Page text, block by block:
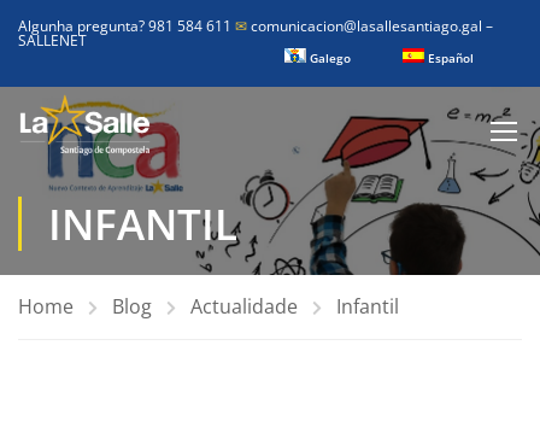
Algunha pregunta? 981 584 611 ✉comunicacion@lasallesantiago.gal –
SALLENET
Galego Español
INFANTIL
Home Blog Actualidade Infantil